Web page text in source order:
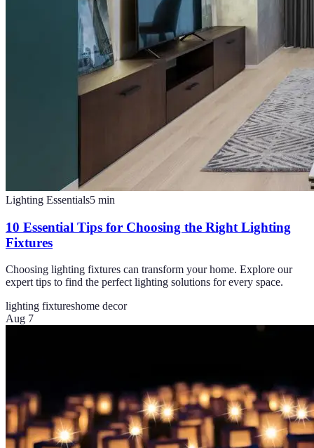
Lighting Essentials5 min
10 Essential Tips for Choosing the Right Lighting
Fixtures
Choosing lighting fixtures can transform your home. Explore our
expert tips to find the perfect lighting solutions for every space.
lighting fixtureshome decor
Aug 7